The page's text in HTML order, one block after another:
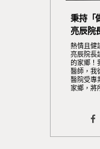
秉持「
亮辰院
熱情且健
亮辰院長
的家鄉！
醫師，我
醫院受專
家鄉，將
F
a